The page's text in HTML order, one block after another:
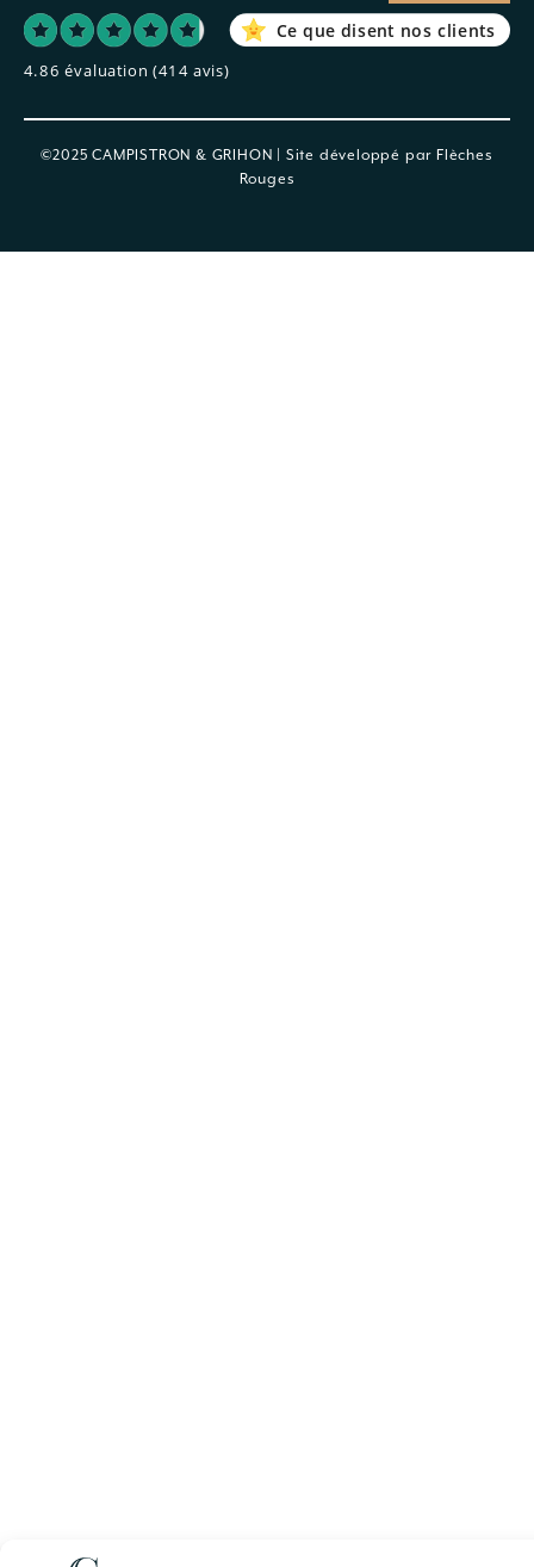
Ce que disent nos clients
4.86 évaluation (414 avis)
©2025 CAMPISTRON & GRIHON | Site développé par Flèches
Rouges